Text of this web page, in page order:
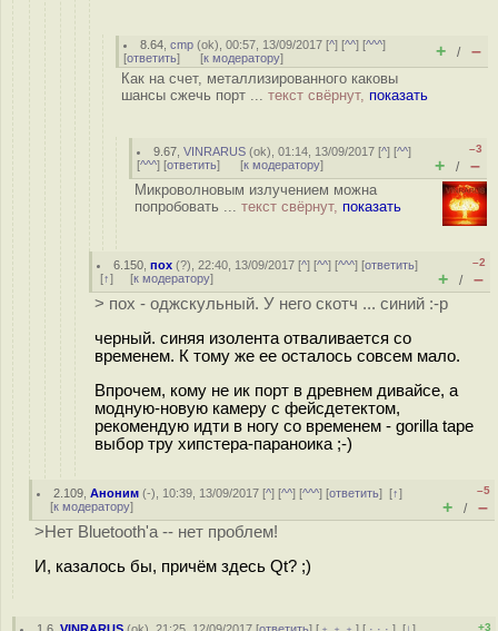
8.64 ,cmp (ok), 00:57, 13/09/2017 [^] [^^] [^^^]
[ответить] [к модератору] + / –
Как на счет, металлизированного каковы
шансы сжечь порт ... текст свёрнут, показать
9.67 ,VINRARUS (ok), 01:14, 13/09/2017 [^] [^^]
[^^^] [ответить] [к модератору]
–3
+ / –
Микроволновым излучением можна
попробовать ... текст свёрнут, показать
6.150 ,пох (?), 22:40, 13/09/2017 [^] [^^] [^^^] [ответить]
[↑] [к модератору]
–2
+ / –
> пох - оджскульный. У него скотч ... синий :-р
черный. синяя изолента отваливается со
временем. К тому же ее осталось совсем мало.
Впрочем, кому не ик порт в древнем дивайсе, а
модную-новую камеру с фейсдетектом,
рекомендую идти в ногу со временем - gorilla tape
выбор тру хипстера-параноика ;-)
2.109 ,Аноним (-), 10:39, 13/09/2017 [^] [^^] [^^^] [ответить][↑]
[к модератору]
–5
+ / –
>Нет Bluetooth'а -- нет проблем!
И, казалось бы, причём здесь Qt? ;)
+3